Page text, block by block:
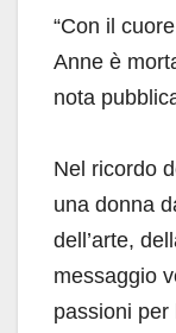
“Con il
Anne è
nota
Nel ricordo
una donna
dell’arte,
messaggio
passioni per